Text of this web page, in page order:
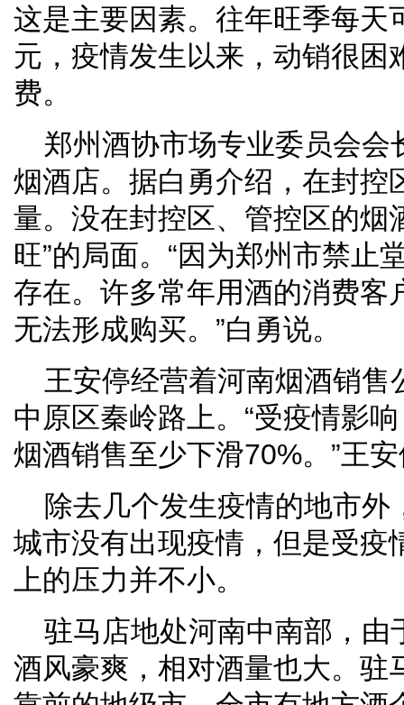
这是主要因素。往年旺季每天
元，疫情发生以来，动销很困
费。
郑州酒协市场专业委员会会
烟酒店。据白勇介绍，在封控
量。没在封控区、管控区的烟
旺”的局面。“因为郑州市禁止
存在。许多常年用酒的消费客
无法形成购买。”白勇说。
王安停经营着河南烟酒销售
中原区秦岭路上。“受疫情影
烟酒销售至少下滑70%。”王
除去几个发生疫情的地市
城市没有出现疫情，但是受疫
上的压力并不小。
驻马店地处河南中南部，由
酒风豪爽，相对酒量也大。驻